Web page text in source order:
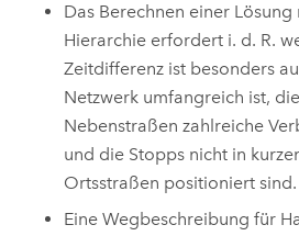
Das Berechnen einer
Hierarchie erfordert i. d. R.
Zeitdifferenz ist besonders
Netzwerk umfangreich ist,
Nebenstraßen zahlreiche
und die Stopps nicht in
Ortsstraßen positioniert sind.
Eine Wegbeschreibung für